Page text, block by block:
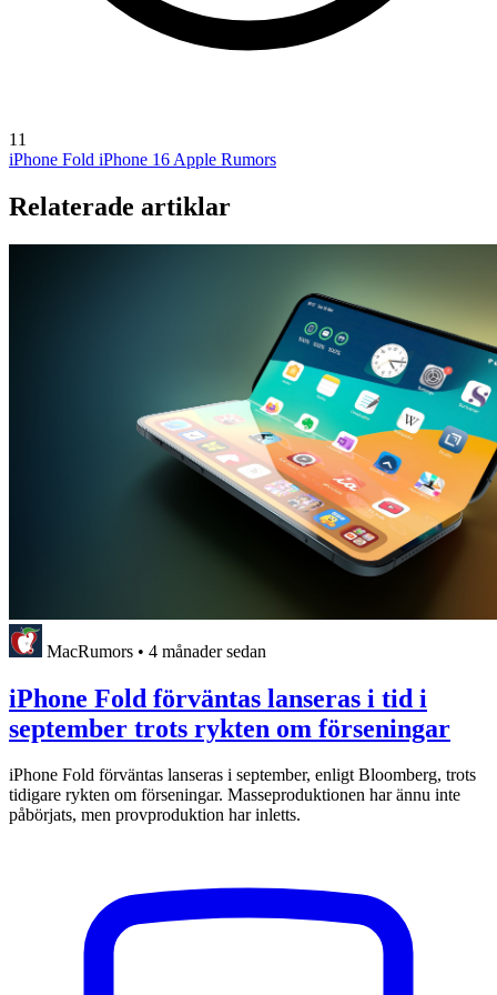
11
iPhone Fold iPhone 16 Apple Rumors
Relaterade artiklar
MacRumors • 4 månader sedan
iPhone Fold förväntas lanseras i tid i
september trots rykten om förseningar
iPhone Fold förväntas lanseras i september, enligt Bloomberg, trots
tidigare rykten om förseningar. Masseproduktionen har ännu inte
påbörjats, men provproduktion har inletts.